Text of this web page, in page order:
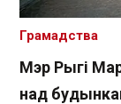
Мэр Рыгі
над
Грамадства